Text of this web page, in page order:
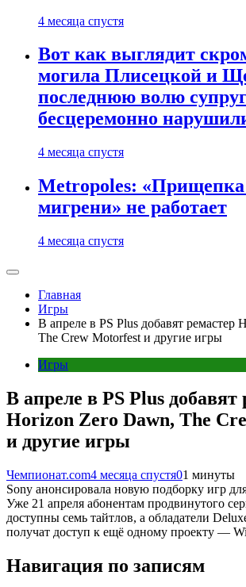
4 месяца спустя
Вот как выглядит
могила Плисецкой и
последнюю волю
бесцеремонно
4 месяца спустя
Metropoles: «Прищепка
мигрени» не работает
4 месяца спустя
Главная
Игры
В апреле в PS Plus добавят ремастер
The Crew Motorfest и другие игры
Игры
В апреле в PS Plus добавят
Horizon Zero Dawn, The
и другие игры
Чемпионат.com4 месяца спустя01 минуты
Sony анонсировала новую подборку игр
Уже 21 апреля абонентам продвинутого
доступны семь тайтлов, а обладатели
получат доступ к ещё одному проекту —
Навигация по записям